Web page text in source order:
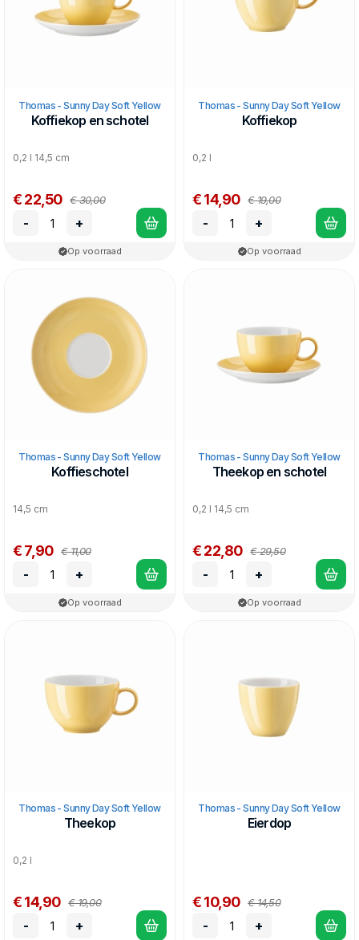
Thomas - Sunny Day Soft Yellow
Koffiekop en schotel
0,2 l 14,5 cm
€ 22,50 € 30,00
- +
Op voorraad
Thomas - Sunny Day Soft Yellow
Koffiekop
0,2 l
€ 14,90 € 19,00
- +
Op voorraad
Thomas - Sunny Day Soft Yellow
Koffieschotel
14,5 cm
€ 7,90 € 11,00
- +
Op voorraad
Thomas - Sunny Day Soft Yellow
Theekop en schotel
0,2 l 14,5 cm
€ 22,80 € 29,50
- +
Op voorraad
Thomas - Sunny Day Soft Yellow
Theekop
0,2 l
€ 14,90 € 19,00
- +
Thomas - Sunny Day Soft Yellow
Eierdop
€ 10,90 € 14,50
- +